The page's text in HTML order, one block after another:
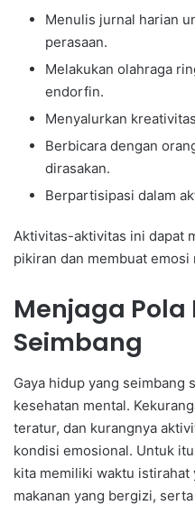
Menulis jurnal harian
perasaan.
Melakukan olahraga
endorfin.
Menyalurkan
Berbicara dengan
dirasakan.
Berpartisipasi dalam
Aktivitas-aktivitas ini dapat
pikiran dan membuat
Menjaga Pola
Seimbang
Gaya hidup yang seimbang
kesehatan mental.
teratur, dan kurangnya
kondisi emosional. Untuk
kita memiliki waktu
makanan yang bergizi,